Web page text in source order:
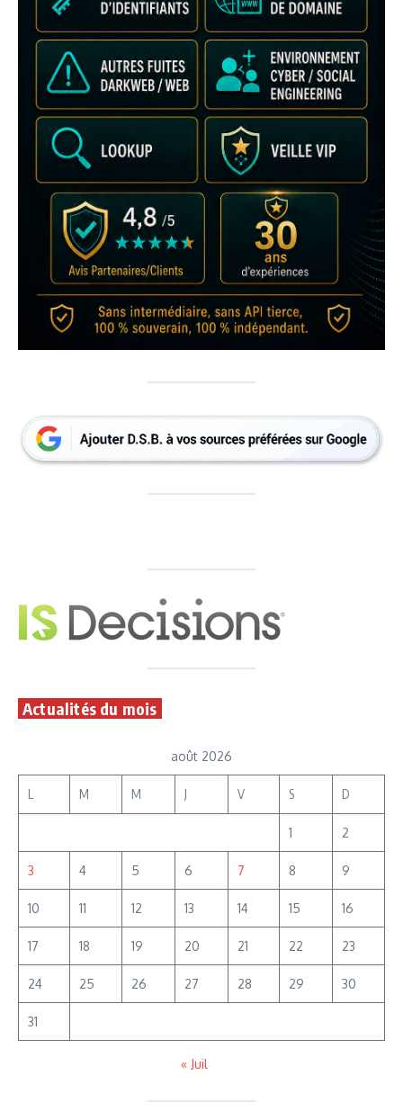
Actualités du mois
août 2026
L M M J V S D
1 2
3 4 5 6 7 8 9
10 11 12 13 14 15 16
17 18 19 20 21 22 23
24 25 26 27 28 29 30
31
« Juil